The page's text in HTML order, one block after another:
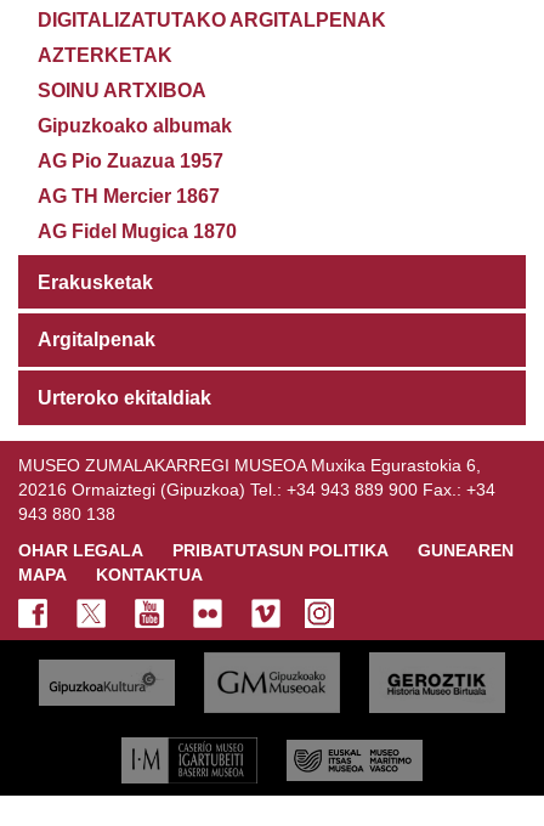
DIGITALIZATUTAKO ARGITALPENAK
AZTERKETAK
SOINU ARTXIBOA
Gipuzkoako albumak
AG Pio Zuazua 1957
AG TH Mercier 1867
AG Fidel Mugica 1870
Erakusketak
Argitalpenak
Urteroko ekitaldiak
MUSEO ZUMALAKARREGI MUSEOA Muxika Egurastokia 6,
20216 Ormaiztegi (Gipuzkoa) Tel.: +34 943 889 900 Fax.: +34
943 880 138
OHAR LEGALA
PRIBATUTASUN POLITIKA
GUNEAREN
MAPA
KONTAKTUA